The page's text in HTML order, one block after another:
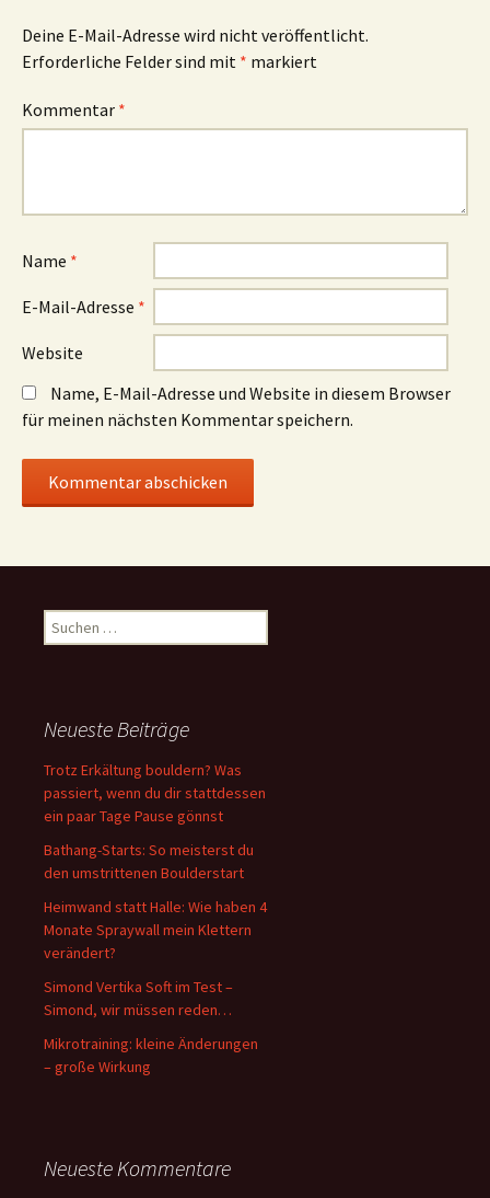
Deine E-Mail-Adresse wird nicht veröffentlicht.
Erforderliche Felder sind mit * markiert
Kommentar *
Name *
E-Mail-Adresse *
Website
Name, E-Mail-Adresse und Website in diesem Browser
für meinen nächsten Kommentar speichern.
Suchen
nach:
Neueste Beiträge
Trotz Erkältung bouldern? Was
passiert, wenn du dir stattdessen
ein paar Tage Pause gönnst
Bathang-Starts: So meisterst du
den umstrittenen Boulderstart
Heimwand statt Halle: Wie haben 4
Monate Spraywall mein Klettern
verändert?
Simond Vertika Soft im Test –
Simond, wir müssen reden…
Mikrotraining: kleine Änderungen
– große Wirkung
Neueste Kommentare